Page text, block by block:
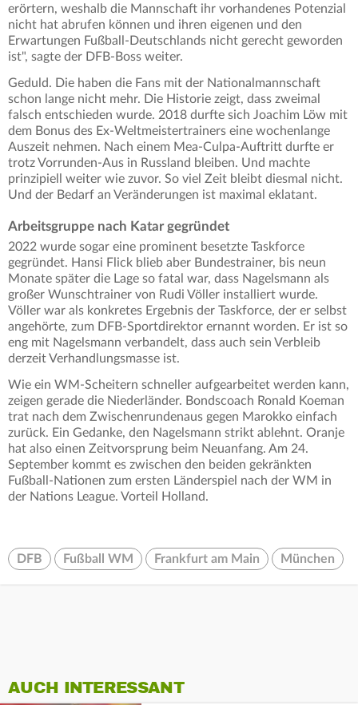
erörtern, weshalb die Mannschaft ihr vorhandenes Potenzial
nicht hat abrufen können und ihren eigenen und den
Erwartungen Fußball-Deutschlands nicht gerecht geworden
ist", sagte der DFB-Boss weiter.
Geduld. Die haben die Fans mit der Nationalmannschaft
schon lange nicht mehr. Die Historie zeigt, dass zweimal
falsch entschieden wurde. 2018 durfte sich Joachim Löw mit
dem Bonus des Ex-Weltmeistertrainers eine wochenlange
Auszeit nehmen. Nach einem Mea-Culpa-Auftritt durfte er
trotz Vorrunden-Aus in Russland bleiben. Und machte
prinzipiell weiter wie zuvor. So viel Zeit bleibt diesmal nicht.
Und der Bedarf an Veränderungen ist maximal eklatant.
Arbeitsgruppe nach Katar gegründet
2022 wurde sogar eine prominent besetzte Taskforce
gegründet. Hansi Flick blieb aber Bundestrainer, bis neun
Monate später die Lage so fatal war, dass Nagelsmann als
großer Wunschtrainer von Rudi Völler installiert wurde.
Völler war als konkretes Ergebnis der Taskforce, der er selbst
angehörte, zum DFB-Sportdirektor ernannt worden. Er ist so
eng mit Nagelsmann verbandelt, dass auch sein Verbleib
derzeit Verhandlungsmasse ist.
Wie ein WM-Scheitern schneller aufgearbeitet werden kann,
zeigen gerade die Niederländer. Bondscoach Ronald Koeman
trat nach dem Zwischenrundenaus gegen Marokko einfach
zurück. Ein Gedanke, den Nagelsmann strikt ablehnt. Oranje
hat also einen Zeitvorsprung beim Neuanfang. Am 24.
September kommt es zwischen den beiden gekränkten
Fußball-Nationen zum ersten Länderspiel nach der WM in
der Nations League. Vorteil Holland.
DFB Fußball WM Frankfurt am Main München
AUCH INTERESSANT